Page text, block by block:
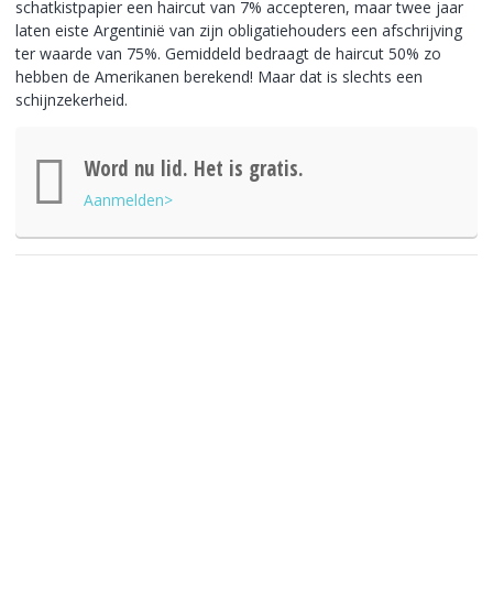
schatkistpapier een haircut van 7% accepteren, maar twee jaar
laten eiste Argentinië van zijn obligatiehouders een afschrijving
ter waarde van 75%. Gemiddeld bedraagt de haircut 50% zo
hebben de Amerikanen berekend! Maar dat is slechts een
schijnzekerheid.
Word nu lid. Het is gratis.
Aanmelden>